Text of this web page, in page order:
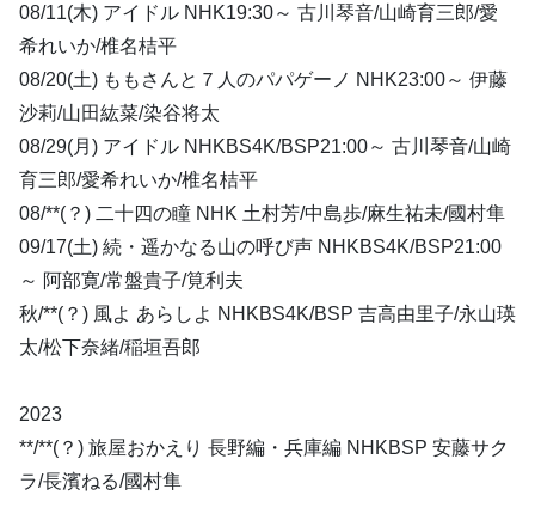
08/11(木) アイドル NHK19:30～ 古川琴音/山崎育三郎/愛
希れいか/椎名桔平
08/20(土) ももさんと７人のパパゲーノ NHK23:00～ 伊藤
沙莉/山田紘菜/染谷将太
08/29(月) アイドル NHKBS4K/BSP21:00～ 古川琴音/山崎
育三郎/愛希れいか/椎名桔平
08/**(？) 二十四の瞳 NHK 土村芳/中島歩/麻生祐未/國村隼
09/17(土) 続・遥かなる山の呼び声 NHKBS4K/BSP21:00
～ 阿部寛/常盤貴子/筧利夫
秋/**(？) 風よ あらしよ NHKBS4K/BSP 吉高由里子/永山瑛
太/松下奈緒/稲垣吾郎
2023
**/**(？) 旅屋おかえり 長野編・兵庫編 NHKBSP 安藤サク
ラ/長濱ねる/國村隼